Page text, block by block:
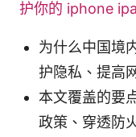
护你的 iphone
为什么中国境
护隐私、提高
本文覆盖的要
政策、穿透防